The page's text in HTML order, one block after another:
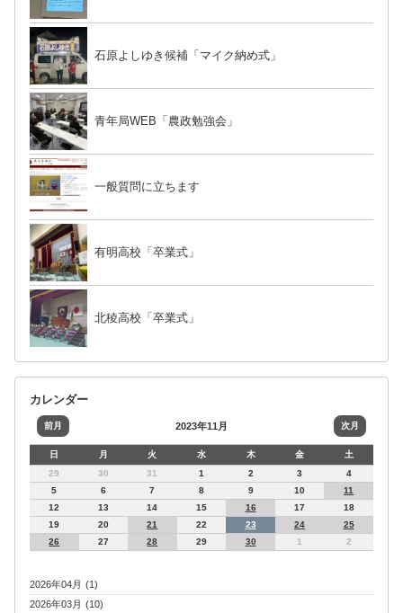
石原よしゆき候補「マイク納め式」
青年局WEB「農政勉強会」
一般質問に立ちます
有明高校「卒業式」
北稜高校「卒業式」
カレンダー
前月 2023年11月 次月
日 月 火 水 木 金
土
29
30 31 1 2 3
4
5
6 7 8 9 10
11
12
13 14 15 16 17
18
19
20 21 22 23 24
25
26
27 28 29 30 1 2
2026年04月 (1)
2026年03月 (10)